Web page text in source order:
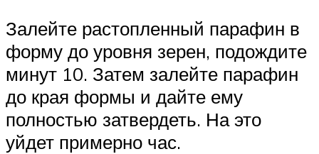
Залейте растопленный парафин в
форму до уровня зерен, подождите
минут 10. Затем залейте парафин
до края формы и дайте ему
полностью затвердеть. На это
уйдет примерно час.